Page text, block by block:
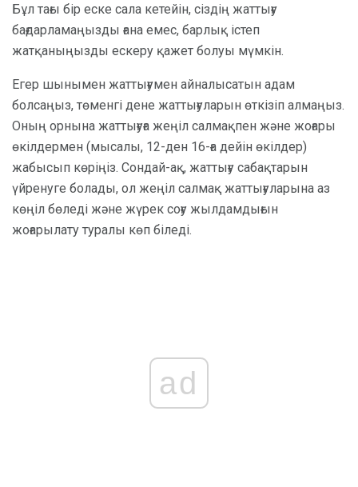
Бұл тағы бір еске сала кетейін, сіздің жаттығу
бағдарламаңызды ғана емес, барлық істеп
жатқаныңызды ескеру қажет болуы мүмкін.
Егер шынымен жаттығумен айналысатын адам
болсаңыз, төменгі дене жаттығуларын өткізіп алмаңыз.
Оның орнына жаттығуға жеңіл салмақпен және жоғары
өкілдермен (мысалы, 12-ден 16-ға дейін өкілдер)
жабысып көріңіз. Сондай-ақ, жаттығу сабақтарын
үйренуге болады, ол жеңіл салмақ жаттығуларына аз
көңіл бөледі және жүрек соғу жылдамдығын
жоғарылату туралы көп біледі.
ad